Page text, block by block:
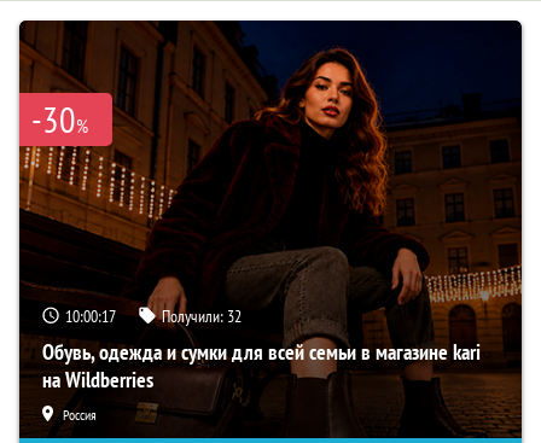
-30%
10:00:16 Получили: 32
Обувь, одежда и сумки для всей семьи в магазине kari
на Wildberries
Россия